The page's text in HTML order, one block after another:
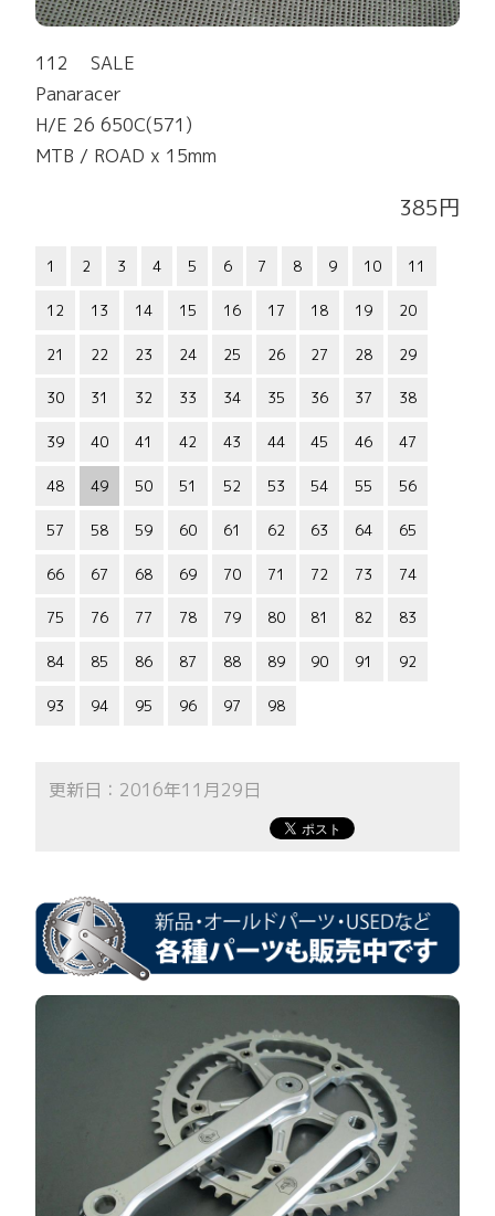
112 SALE
Panaracer
H/E 26 650C(571)
MTB / ROAD x 15mm
385円
1 2 3 4 5 6 7 8 9 10 11
12 13 14 15 16 17 18 19 20
21 22 23 24 25 26 27 28 29
30 31 32 33 34 35 36 37 38
39 40 41 42 43 44 45 46 47
48 49 50 51 52 53 54 55 56
57 58 59 60 61 62 63 64 65
66 67 68 69 70 71 72 73 74
75 76 77 78 79 80 81 82 83
84 85 86 87 88 89 90 91 92
93 94 95 96 97 98
更新日：2016年11月29日